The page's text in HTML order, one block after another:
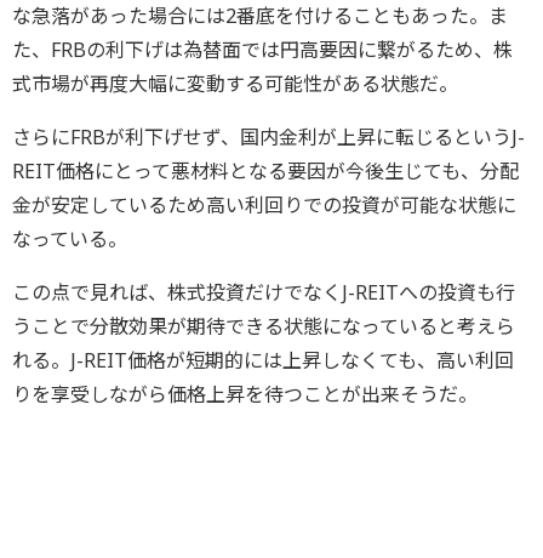
な急落があった場合には2番底を付けることもあった。ま
た、FRBの利下げは為替面では円高要因に繋がるため、株
式市場が再度大幅に変動する可能性がある状態だ。
さらにFRBが利下げせず、国内金利が上昇に転じるというJ-
REIT価格にとって悪材料となる要因が今後生じても、分配
金が安定しているため高い利回りでの投資が可能な状態に
なっている。
この点で見れば、株式投資だけでなくJ-REITへの投資も行
うことで分散効果が期待できる状態になっていると考えら
れる。J-REIT価格が短期的には上昇しなくても、高い利回
りを享受しながら価格上昇を待つことが出来そうだ。